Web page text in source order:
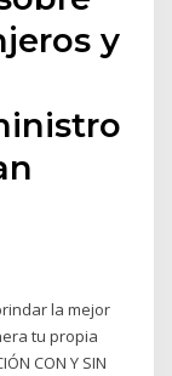
y
la mejor
tu propia
CON Y SIN